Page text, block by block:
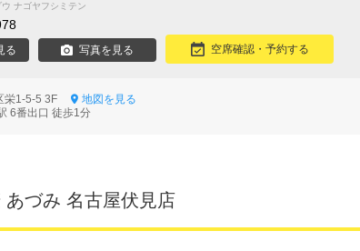
ナゴヤフシミテン
る 写真を見る 空席確認・予約する
栄1-5-5 3F
地図を見る
6番出口 徒歩1分
づみ 名古屋伏見店